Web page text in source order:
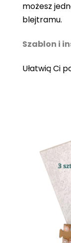
możesz
blejtramu.
Szablon i
Ułatwią Ci